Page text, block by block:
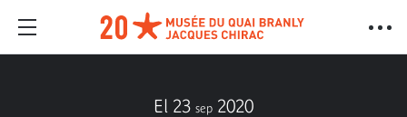
El 23 sep 2020